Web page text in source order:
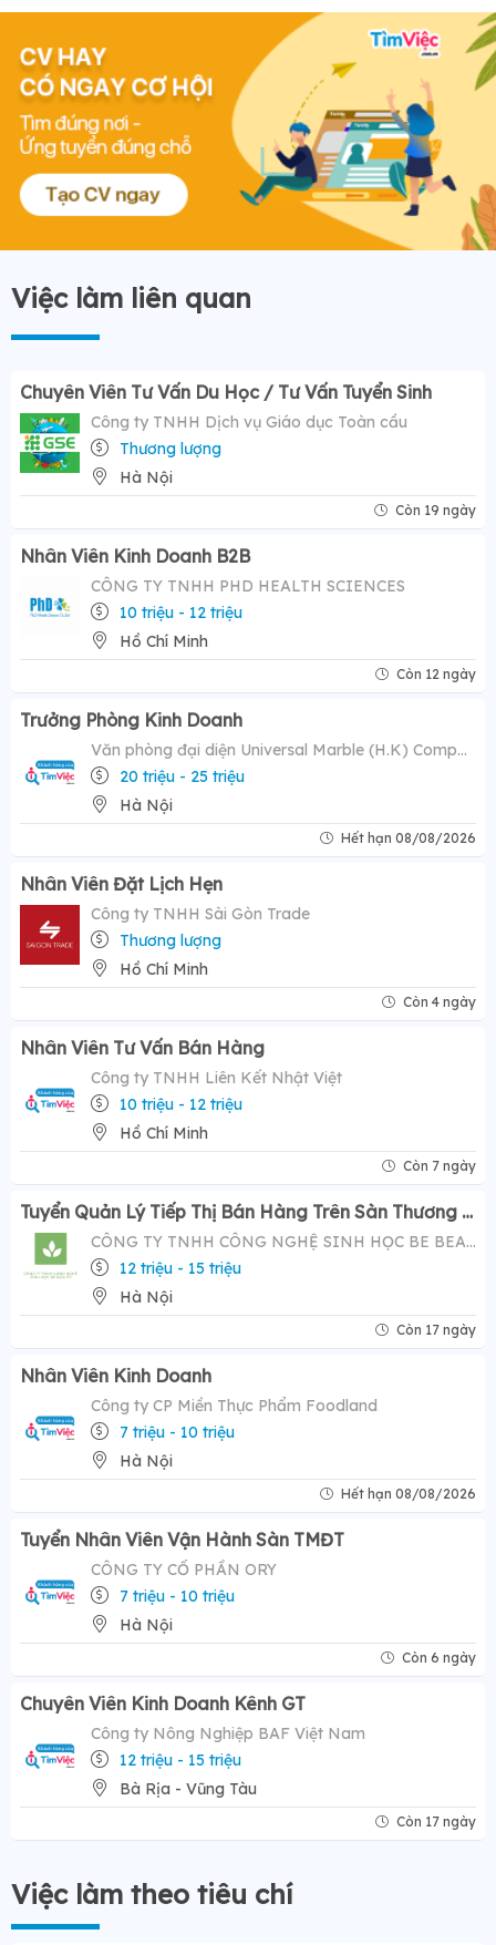
Việc làm liên quan
Chuyên Viên Tư Vấn Du Học / Tư Vấn Tuyển Sinh
Công ty TNHH Dịch vụ Giáo dục Toàn cầu
Thương lượng
Hà Nội
Còn 19 ngày
Nhân Viên Kinh Doanh B2B
CÔNG TY TNHH PHD HEALTH SCIENCES
10 triệu - 12 triệu
Hồ Chí Minh
Còn 12 ngày
Trưởng Phòng Kinh Doanh
Văn phòng đại diện Universal Marble (H.K) Company Limited
20 triệu - 25 triệu
Hà Nội
Hết hạn 08/08/2026
Nhân Viên Đặt Lịch Hẹn
Công ty TNHH Sài Gòn Trade
Thương lượng
Hồ Chí Minh
Còn 4 ngày
Nhân Viên Tư Vấn Bán Hàng
Công ty TNHH Liên Kết Nhật Việt
10 triệu - 12 triệu
Hồ Chí Minh
Còn 7 ngày
Tuyển Quản Lý Tiếp Thị Bán Hàng Trên Sàn Thương Mại Điện Tử ( Tiktok Shop)- Mức Lương Hấp Dẫn 12-20 Triệu
CÔNG TY TNHH CÔNG NGHỆ SINH HỌC BE BEAUTY
12 triệu - 15 triệu
Hà Nội
Còn 17 ngày
Nhân Viên Kinh Doanh
Công ty CP Miền Thực Phẩm Foodland
7 triệu - 10 triệu
Hà Nội
Hết hạn 08/08/2026
Tuyển Nhân Viên Vận Hành Sàn TMĐT
CÔNG TY CỔ PHẦN ORY
7 triệu - 10 triệu
Hà Nội
Còn 6 ngày
Chuyên Viên Kinh Doanh Kênh GT
Công ty Nông Nghiệp BAF Việt Nam
12 triệu - 15 triệu
Bà Rịa - Vũng Tàu
Còn 17 ngày
Việc làm theo tiêu chí